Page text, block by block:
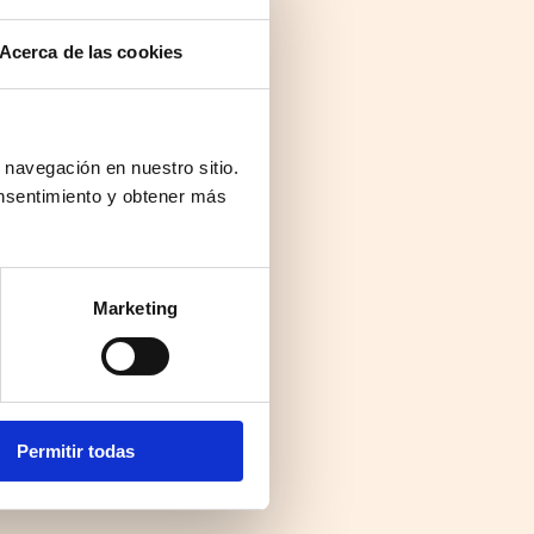
Acerca de las cookies
en nuestro sitio.
y obtener más
Marketing
Permitir todas